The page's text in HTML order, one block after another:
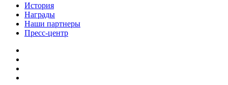
История
Награды
Наши партнеры
Пресс-центр